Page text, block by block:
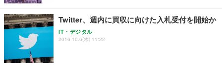
Twitter、週内に買収に向けた入札受付を開始か
IT・デジタル
2016.10.6(木) 11:22